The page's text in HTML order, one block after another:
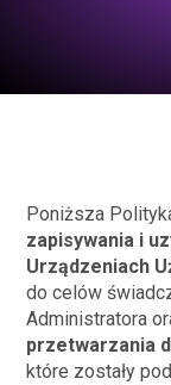
Poniższa
zapisywania i
Urządzeniach
do celów
Administratora
przetwarzania
które zostały